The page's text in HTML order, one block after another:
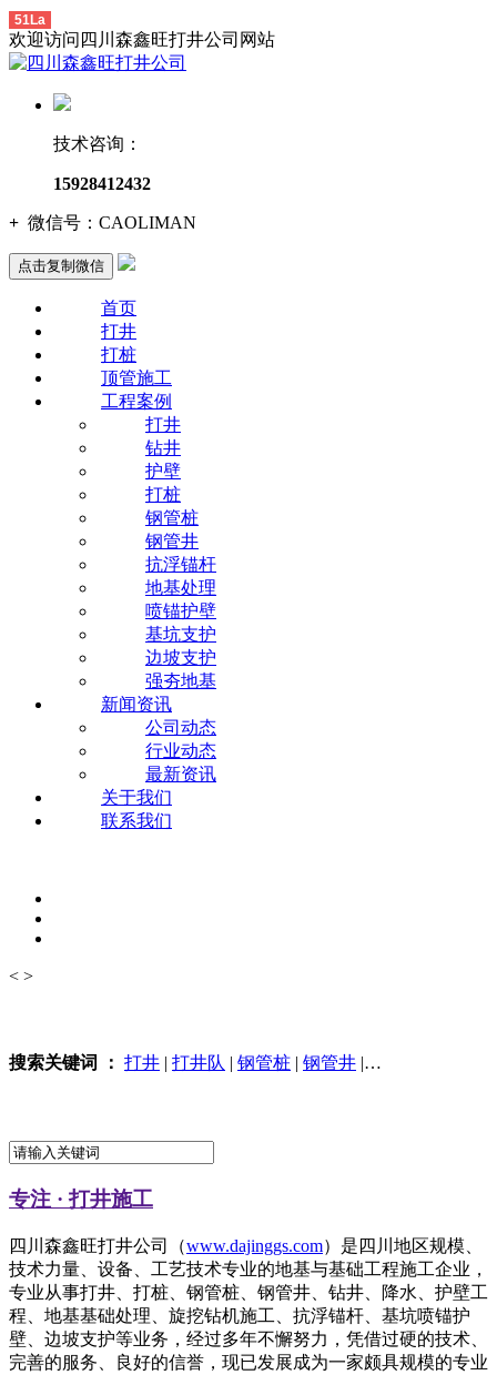
51La
欢迎访问四川森鑫旺打井公司网站
技术咨询：
15928412432
+ 微信号： CAOLIMAN
点击复制微信
首页
打井
打桩
顶管施工
工程案例
打井
钻井
护壁
打桩
钢管桩
钢管井
抗浮锚杆
地基处理
喷锚护壁
基坑支护
边坡支护
强夯地基
新闻资讯
公司动态
行业动态
最新资讯
关于我们
联系我们
< >
搜索关键词 ： 打井 | 打井队 | 钢管桩 | 钢管井 |钻井
专注 · 打井施工
四川森鑫旺打井公司（www.dajinggs.com）是四川地区规模、
技术力量、设备、工艺技术专业的地基与基础工程施工企业，
专业从事打井、打桩、钢管桩、钢管井、钻井、降水、护壁工
程、地基基础处理、旋挖钻机施工、抗浮锚杆、基坑喷锚护
壁、边坡支护等业务，经过多年不懈努力，凭借过硬的技术、
完善的服务、良好的信誉，现已发展成为一家颇具规模的专业